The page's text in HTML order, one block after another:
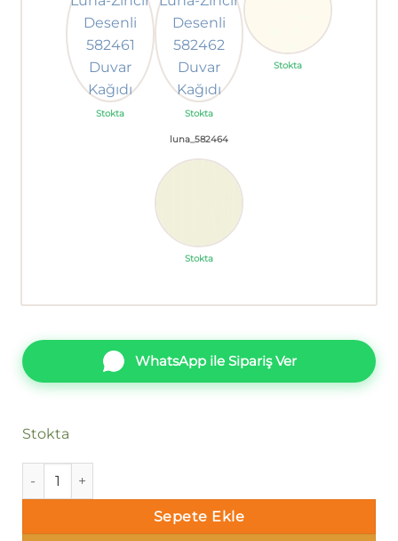
Stokta Stokta
Stokta
luna_582464
Stokta
WhatsApp ile Sipariş Ver
Stokta
Ankawall Luna-Dalgalı 582240 Duvar Kağıdı adet
Sepete Ekle